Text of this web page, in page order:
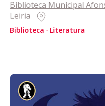
Política de Privacidade
Política de Cookies
CULTURA
Biblioteca Municipal
Leiria
Biblioteca Literatura